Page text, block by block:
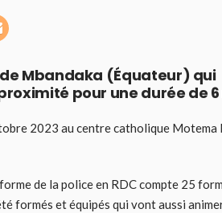
Mbandaka (Équateur) qui
pour une durée de 6
2023 au centre catholique Motema
de la police en RDC compte 25
formés et équipés qui vont aussi